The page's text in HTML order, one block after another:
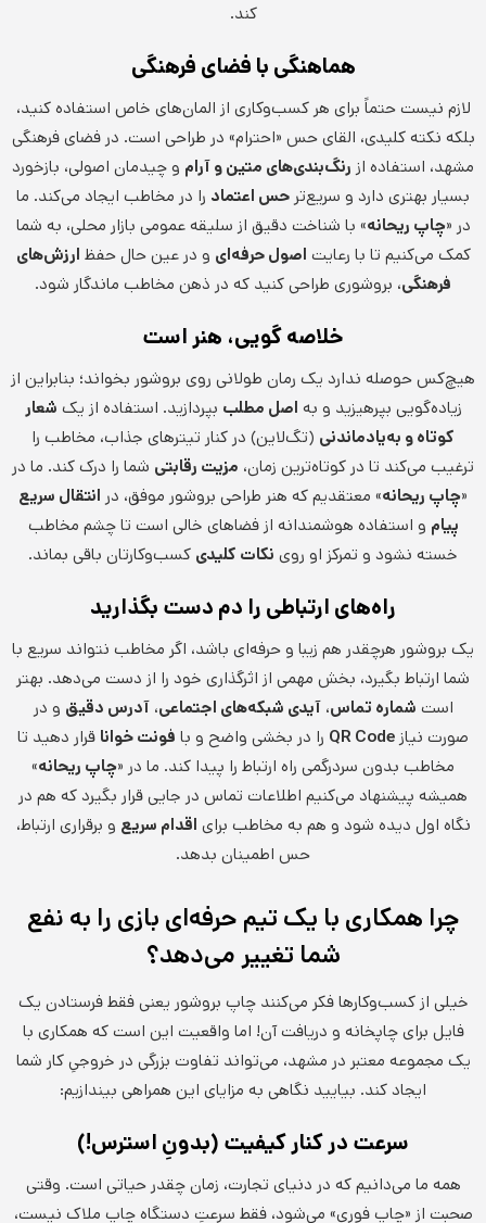
کند.
هماهنگی با فضای فرهنگی
لازم نیست حتماً برای هر کسب‌وکاری از المان‌های خاص استفاده کنید،
بلکه نکته کلیدی، القای حس «احترام» در طراحی است. در فضای فرهنگی
مشهد، استفاده از رنگ‌بندی‌های متین و آرام و چیدمان اصولی، بازخورد
بسیار بهتری دارد و سریع‌تر حس اعتماد را در مخاطب ایجاد می‌کند. ما
در «چاپ ریحانه» با شناخت دقیق از سلیقه عمومی بازار محلی، به شما
کمک می‌کنیم تا با رعایت اصول حرفه‌ای و در عین حال حفظ ارزش‌های
فرهنگی، بروشوری طراحی کنید که در ذهن مخاطب ماندگار شود.
خلاصه گویی، هنر است
هیچ‌کس حوصله ندارد یک رمان طولانی روی بروشور بخواند؛ بنابراین از
زیاده‌گویی بپرهیزید و به اصل مطلب بپردازید. استفاده از یک شعار
کوتاه و به‌یادماندنی (تگ‌لاین) در کنار تیترهای جذاب، مخاطب را
ترغیب می‌کند تا در کوتاه‌ترین زمان، مزیت رقابتی شما را درک کند. ما در
«چاپ ریحانه» معتقدیم که هنر طراحی بروشور موفق، در انتقال سریع
پیام و استفاده هوشمندانه از فضاهای خالی است تا چشم مخاطب
خسته نشود و تمرکز او روی نکات کلیدی کسب‌وکارتان باقی بماند.
راه‌های ارتباطی را دم دست بگذارید
یک بروشور هرچقدر هم زیبا و حرفه‌ای باشد، اگر مخاطب نتواند سریع با
شما ارتباط بگیرد، بخش مهمی از اثرگذاری خود را از دست می‌دهد. بهتر
است شماره تماس،آیدی شبکه‌های اجتماعی،آدرس دقیق و در
صورت نیازQR Code را در بخشی واضح و با فونت خوانا قرار دهید تا
مخاطب بدون سردرگمی راه ارتباط را پیدا کند. ما در «چاپ ریحانه»
همیشه پیشنهاد می‌کنیم اطلاعات تماس در جایی قرار بگیرد که هم در
نگاه اول دیده شود و هم به مخاطب برای اقدام سریع و برقراری ارتباط،
حس اطمینان بدهد.
چرا همکاری با یک تیم حرفه‌ای بازی را به نفع
شما تغییر می‌دهد؟
خیلی از کسب‌وکارها فکر می‌کنند چاپ بروشور یعنی فقط فرستادن یک
فایل برای چاپخانه و دریافت آن! اما واقعیت این است که همکاری با
یک مجموعه معتبر در مشهد، می‌تواند تفاوت بزرگی در خروجیِ کار شما
ایجاد کند. بیایید نگاهی به مزایای این همراهی بیندازیم:
سرعت در کنار کیفیت (بدونِ استرس!)
همه ما می‌دانیم که در دنیای تجارت، زمان چقدر حیاتی است. وقتی
صحبت از «چاپ فوری» می‌شود، فقط سرعتِ دستگاه چاپ ملاک نیست،